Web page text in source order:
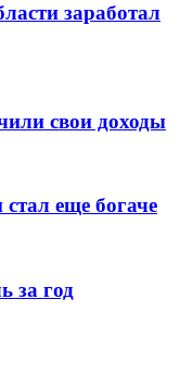
заработал
свои доходы
еще богаче
за год